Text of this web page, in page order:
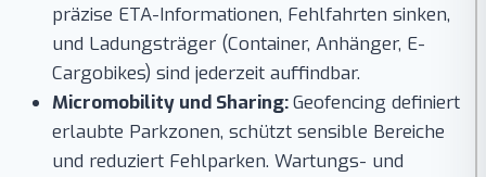
präzise ETA-Informationen, Fehlfahrten sinken,
und Ladungsträger (Container, Anhänger, E-
Cargobikes) sind jederzeit auffindbar.
Micromobility und Sharing:Geofencing definiert
erlaubte Parkzonen, schützt sensible Bereiche
und reduziert Fehlparken. Wartungs- und